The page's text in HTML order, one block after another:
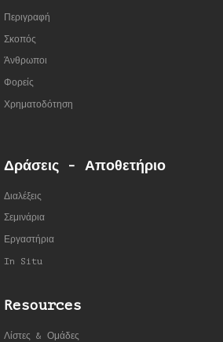
Περιγραφή
Σκοπός
Άνθρωποι
Φορείς
Χρηματοδότηση
Δράσεις - Αποθετήριο
Διαλέξεις
Σεμινάρια
Εργαστήρια
In Situ
Resources
Λίστες & Ομάδες